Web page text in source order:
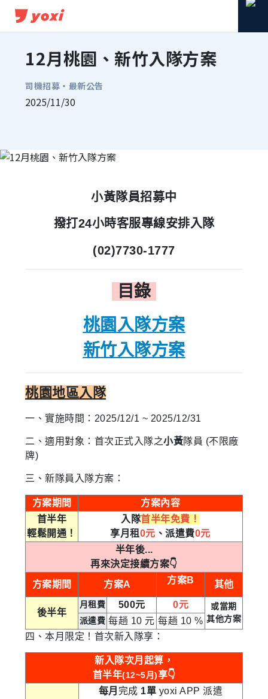
12月桃園、新竹入隊方案
司機招募・ 最新公告
2025/11/30
小黃隊員招募中
撥打24小時客服專線安排入隊
(02)7730-1777
目錄
桃園入隊方案
新竹入隊方案
桃園地區入隊
一、實施時間：2025/12/1 ~ 2025/12/31
二、適用對象：首次正式入隊之小黃隊員 (不限廠
牌)
三、新隊員入隊方案：
方案期間
方案內容
首半年
輕鬆開通！
入隊首半年免費！
享月租 0元 、派遣費0元
半年後...
再來決定接續方案👇
方案期間
方案A 方案B 其他
後半年
月租費 500元 0元
或當期
其他方案
派遣費 每趟 10 元 每趟 10 %
四、本月限定！首次新入隊享：
新入隊次月起算，
首半年(12~5月)享👇
每月 完成 1單 yoxi APP 派遣